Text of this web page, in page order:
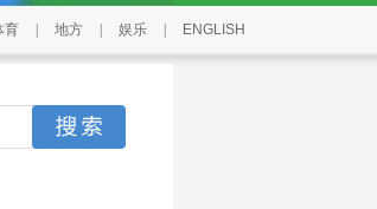
育 地方 娱乐 ENGLISH